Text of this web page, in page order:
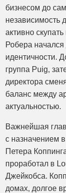
бизнесом до
независимость
активно
Робера
идентичности.
группа Puig,
директора
баланс между
актуальностью.
Важнейшая
с назначением
Петера
проработал в
Джейкобса.
домах, долгое